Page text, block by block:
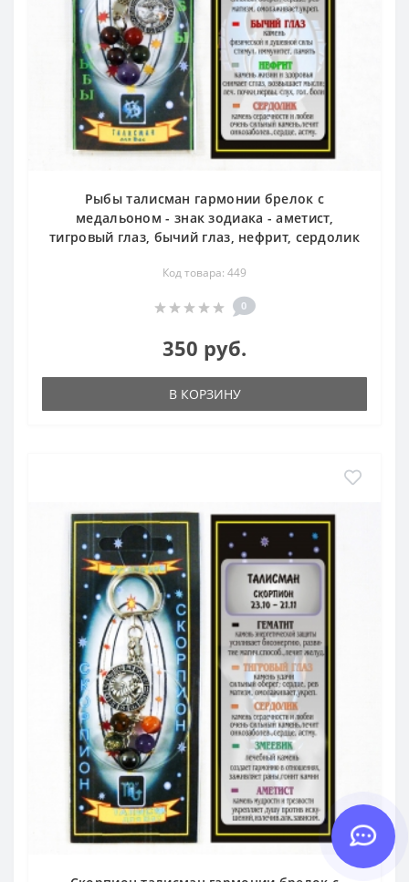
Рыбы талисман гармонии брелок с
медальоном - знак зодиака - аметист,
тигровый глаз, бычий глаз, нефрит, сердолик
Код товара: 449
0
350 руб.
В КОРЗИНУ